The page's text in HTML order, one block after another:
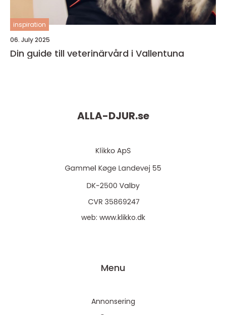
inspiration
06. July 2025
Din guide till veterinärvård i Vallentuna
ALLA-DJUR.se
web: www.klikko.dk
Menu
Annonsering